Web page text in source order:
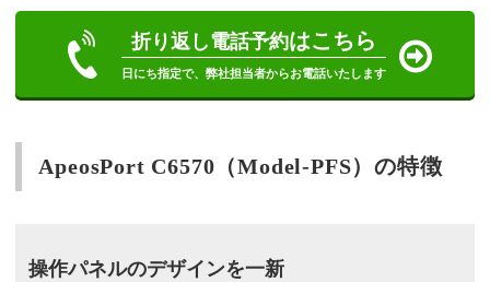
折り返し電話予約はこちら
日にち指定で、弊社担当者からお電話いたします
ApeosPort C6570（Model-PFS）の特徴
操作パネルのデザインを一新